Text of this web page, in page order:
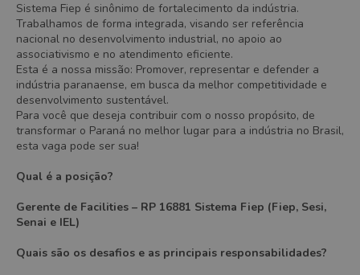
Sistema Fiep é sinônimo de fortalecimento da indústria.
Trabalhamos de forma integrada, visando ser referência
nacional no desenvolvimento industrial, no apoio ao
associativismo e no atendimento eficiente.
Esta é a nossa missão: Promover, representar e defender a
indústria paranaense, em busca da melhor competitividade e
desenvolvimento sustentável.
Para você que deseja contribuir com o nosso propósito, de
transformar o Paraná no melhor lugar para a indústria no Brasil,
esta vaga pode ser sua!
Qual é a posição?
Gerente de Facilities – RP 16881 Sistema Fiep (Fiep, Sesi,
Senai e IEL)
Quais são os desafios e as principais responsabilidades?